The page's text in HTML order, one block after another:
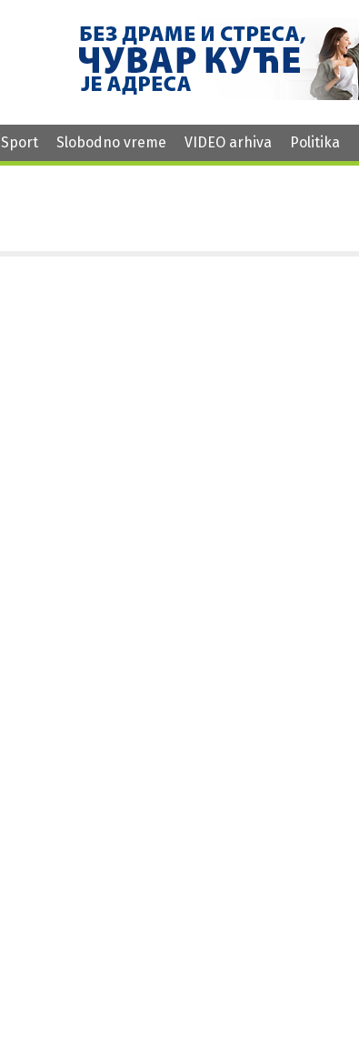
Sport Slobodno vreme VIDEO arhiva Politika